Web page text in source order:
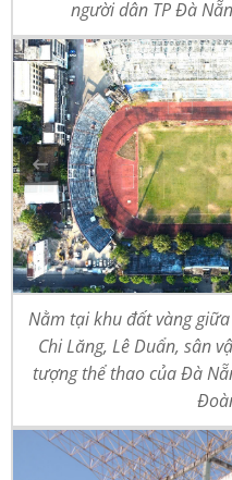
người dân TP Đà
Nằm tại khu đất vàng
Chi Lăng, Lê Duẩn, sân
tượng thể thao của Đà